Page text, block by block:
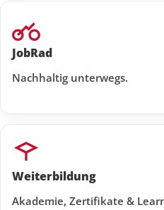
JobRad
Nachhaltig unterwegs.
Weiterbildung
Akademie, Zertifikate &